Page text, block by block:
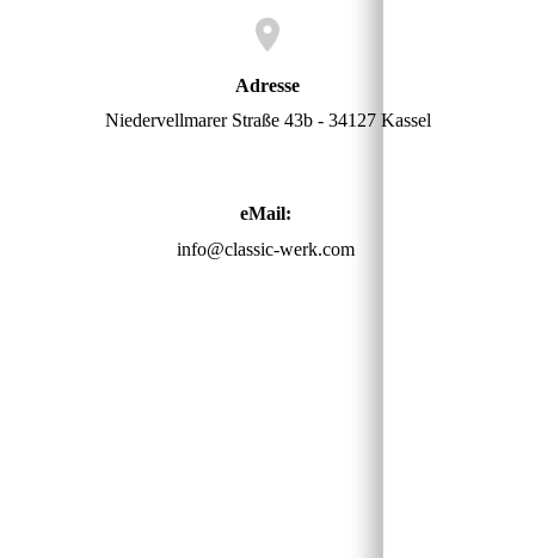
Adresse
Niedervellmarer Straße 43b - 34127 Kassel
eMail:
info@classic-werk.com